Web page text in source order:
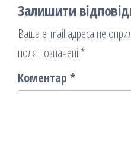
Залишити
Ваша e-mail адреса не
поля позначені *
Коментар *